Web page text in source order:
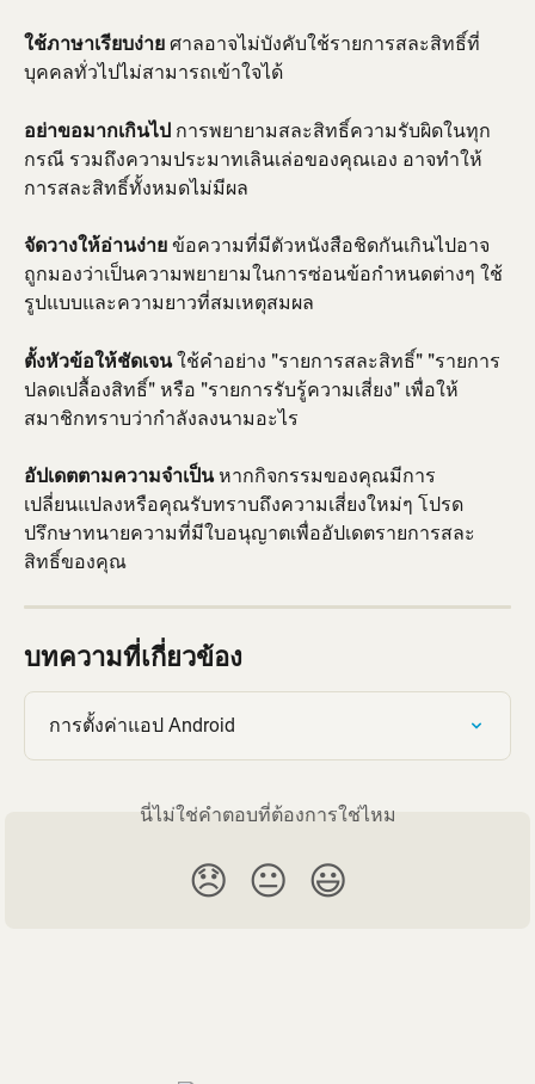
ใช้ภาษาเรียบง่าย ศาลอาจไม่บังคับใช้รายการสละสิทธิ์ที่
บุคคลทั่วไปไม่สามารถเข้าใจได้
อย่าขอมากเกินไป การพยายามสละสิทธิ์ความรับผิดในทุก
กรณี รวมถึงความประมาทเลินเล่อของคุณเอง อาจทำให้
การสละสิทธิ์ทั้งหมดไม่มีผล
จัดวางให้อ่านง่าย ข้อความที่มีตัวหนังสือชิดกันเกินไปอาจ
ถูกมองว่าเป็นความพยายามในการซ่อนข้อกำหนดต่างๆ ใช้
รูปแบบและความยาวที่สมเหตุสมผล
ตั้งหัวข้อให้ชัดเจน ใช้คำอย่าง "รายการสละสิทธิ์" "รายการ
ปลดเปลื้องสิทธิ์" หรือ "รายการรับรู้ความเสี่ยง" เพื่อให้
สมาชิกทราบว่ากำลังลงนามอะไร
อัปเดตตามความจำเป็น หากกิจกรรมของคุณมีการ
เปลี่ยนแปลงหรือคุณรับทราบถึงความเสี่ยงใหม่ๆ โปรด
ปรึกษาทนายความที่มีใบอนุญาตเพื่ออัปเดตรายการสละ
สิทธิ์ของคุณ
บทความที่เกี่ยวข้อง
การตั้งค่าแอป Android
นี่ไม่ใช่คำตอบที่ต้องการใช่ไหม
😞 😐 😃